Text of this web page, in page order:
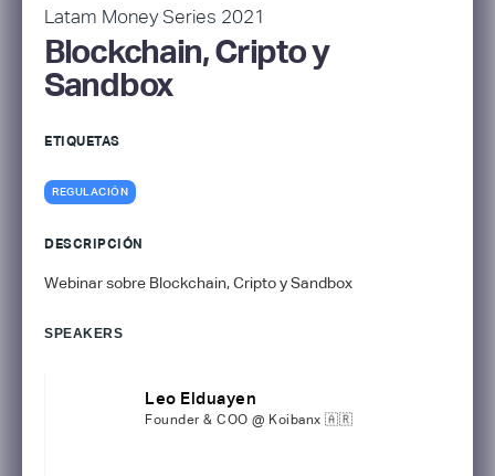
Latam Money Series 2021
Blockchain, Cripto y
Sandbox
ETIQUETAS
REGULACIÓN
DESCRIPCIÓN
Webinar sobre Blockchain, Cripto y Sandbox
SPEAKERS
Leo Elduayen
Founder & COO @ Koibanx 🇦🇷